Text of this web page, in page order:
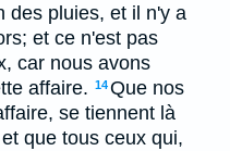
des pluies, et il n'y a
et ce n'est pas
car nous avons
affaire. 14Que nos
se tiennent là
que tous ceux qui,